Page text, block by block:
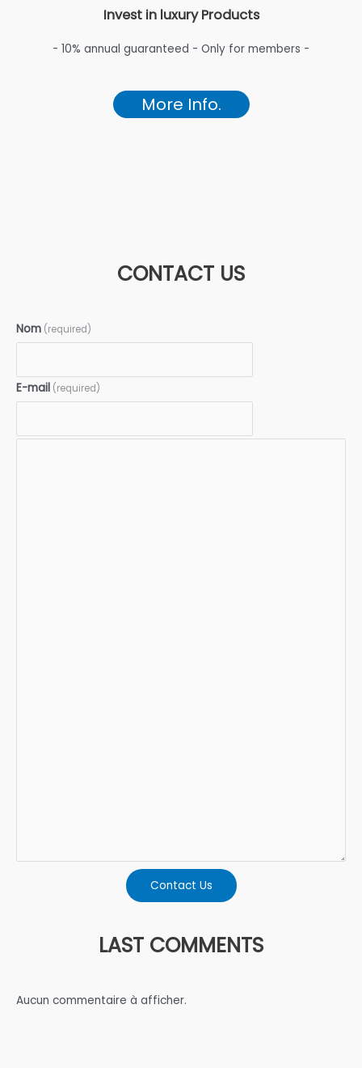
Invest in luxury Products
- 10% annual guaranteed - Only for members -
More Info.
CONTACT US
Nom (required)
E-mail (required)
Contact Us
LAST COMMENTS
Aucun commentaire à afficher.